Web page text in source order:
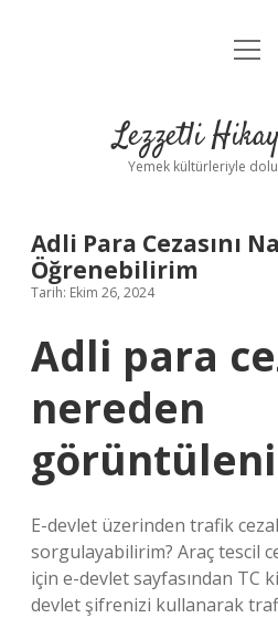
Anasayfa
Yasal
Lezzetli
Yemek kültürleriyle
Adli Para Cezasını
Öğrenebilirim
Tarih: Ekim 26, 2024
Adli para
nereden
E-devlet üzerinden trafik
sorgulayabilirim? Araç tescil
için e-devlet sayfasından TC
devlet şifrenizi kullanarak